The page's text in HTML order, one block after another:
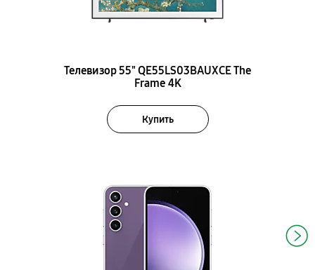
Телевизор 55" QE55LS03BAUXCE The
Frame 4K
Купить